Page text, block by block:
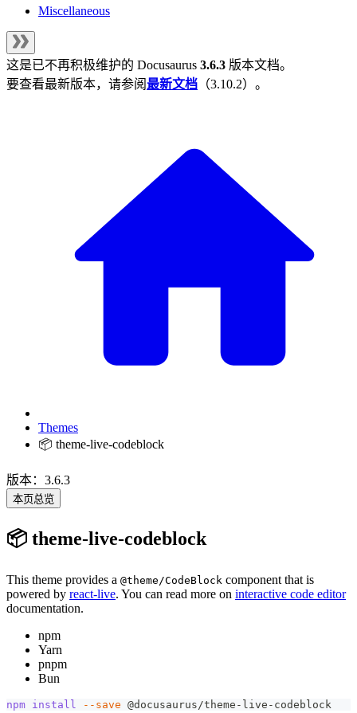
Miscellaneous
这是已不再积极维护的 Docusaurus 3.6.3 版本文档。
要查看最新版本，请参阅最新文档 （3.10.2）。
Themes
📦 theme-live-codeblock
版本：3.6.3
本页总览
📦 theme-live-codeblock
This theme provides a @theme/CodeBlock component that is
powered by react-live. You can read more on interactive code editor
documentation.
npm
Yarn
pnpm
Bun
npm install --save @docusaurus/theme-live-codeblock